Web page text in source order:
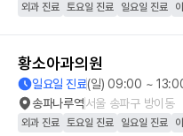
외과 진료 토요일 진료 일요일 진료
황소아과의원
일요일 진료(일) 09:00 ~
송파나루역서울 송파구 방이동
외과 진료 토요일 진료 일요일 진료